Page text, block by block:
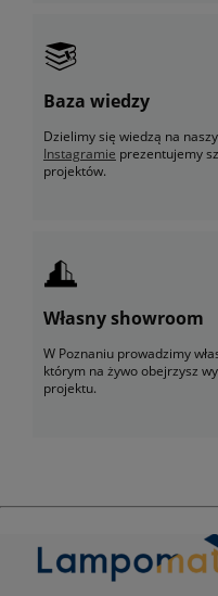
Baza wiedzy
Dzielimy się wiedzą na
Instagramie prezentujemy
projektów.
Własny showroom
W Poznaniu prowadzimy
którym na żywo obejrzysz
projektu.